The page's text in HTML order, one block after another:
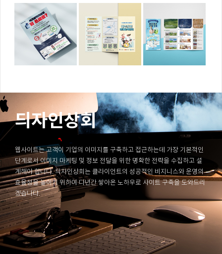
듸자인상회
웹사이트는 고객이 기업의 이미지를 구축하고 접근하는데 가장 기본적인
단계로서 이미지 마케팅 및 정보 전달을 위한 명확한 전략을 수집하고 설
계해야 합니다. 듸자인상회는 클라이언트의 성공적인 비지니스와 운영의
효율성을 높이기 위하여 다년간 쌓아온 노하우로 사이트 구축을 도와드리
겠습니다.